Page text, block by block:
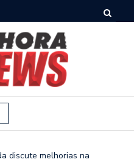
discute melhorias na